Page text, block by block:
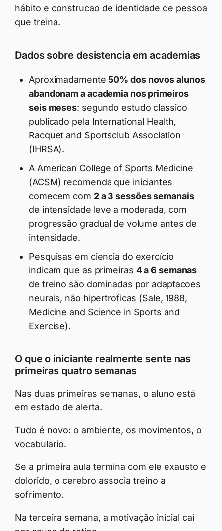
hábito e construcao de identidade de pessoa
que treina.
Dados sobre desistencia em academias
Aproximadamente 50% dos novos alunos
abandonam a academia nos primeiros
seis meses: segundo estudo classico
publicado pela International Health,
Racquet and Sportsclub Association
(IHRSA).
A American College of Sports Medicine
(ACSM) recomenda que iniciantes
comecem com 2 a 3 sessões semanais
de intensidade leve a moderada, com
progressão gradual de volume antes de
intensidade.
Pesquisas em ciencia do exercício
indicam que as primeiras 4 a 6 semanas
de treino são dominadas por adaptacoes
neurais, não hipertroficas (Sale, 1988,
Medicine and Science in Sports and
Exercise).
O que o iniciante realmente sente nas
primeiras quatro semanas
Nas duas primeiras semanas, o aluno está
em estado de alerta.
Tudo é novo: o ambiente, os movimentos, o
vocabulario.
Se a primeira aula termina com ele exausto e
dolorido, o cerebro associa treino a
sofrimento.
Na terceira semana, a motivação inicial caí